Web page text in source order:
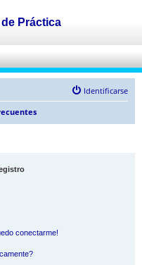
Identificarse
conectarme!